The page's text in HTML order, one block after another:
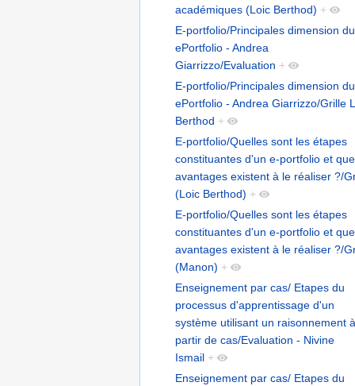
académiques (Loic Berthod) +
E-portfolio/Principales dimension du
ePortfolio - Andrea
Giarrizzo/Evaluation +
E-portfolio/Principales dimension du
ePortfolio - Andrea Giarrizzo/Grille
Berthod +
E-portfolio/Quelles sont les étapes
constituantes d'un e-portfolio et
avantages existent à le réaliser ?/
(Loic Berthod) +
E-portfolio/Quelles sont les étapes
constituantes d'un e-portfolio et
avantages existent à le réaliser ?/
(Manon) +
Enseignement par cas/ Etapes du
processus d'apprentissage d'un
système utilisant un raisonnement à
partir de cas/Evaluation - Nivine
Ismail +
Enseignement par cas/ Etapes du